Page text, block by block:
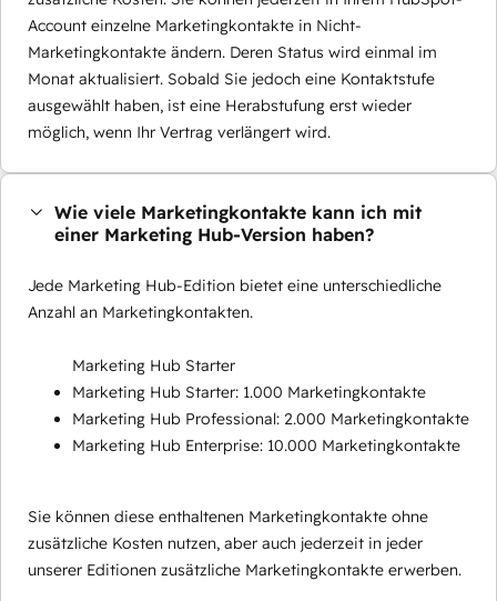
Account einzelne Marketingkontakte in Nicht-
Marketingkontakte ändern. Deren Status wird einmal im
Monat aktualisiert. Sobald Sie jedoch eine Kontaktstufe
ausgewählt haben, ist eine Herabstufung erst wieder
möglich, wenn Ihr Vertrag verlängert wird.
Wie viele Marketingkontakte kann ich mit
einer Marketing Hub-Version haben?
Jede Marketing Hub-Edition bietet eine unterschiedliche
Anzahl an Marketingkontakten.
Marketing Hub Starter
Marketing Hub Starter: 1.000 Marketingkontakte
Marketing Hub Professional: 2.000 Marketingkontakte
Marketing Hub Enterprise: 10.000 Marketingkontakte
Sie können diese enthaltenen Marketingkontakte ohne
zusätzliche Kosten nutzen, aber auch jederzeit in jeder
unserer Editionen zusätzliche Marketingkontakte erwerben.